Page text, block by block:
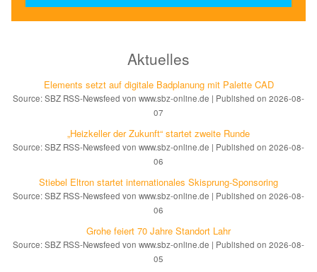
Aktuelles
Elements setzt auf di­gi­ta­le Bad­pla­nung mit Palette CAD
Source: SBZ RSS-Newsfeed von www.sbz-online.de
Published on 2026-08-
07
„Heizkeller der Zu­kunft“ star­tet zwei­te Run­de
Source: SBZ RSS-Newsfeed von www.sbz-online.de
Published on 2026-08-
06
Stiebel Eltron startet internatio­nales Ski­sprung-Spon­soring
Source: SBZ RSS-Newsfeed von www.sbz-online.de
Published on 2026-08-
06
Grohe feiert 70 Jahre Standort Lahr
Source: SBZ RSS-Newsfeed von www.sbz-online.de
Published on 2026-08-
05